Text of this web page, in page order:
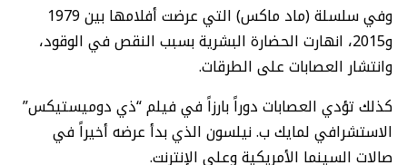
وفي سلسلة (ماد ماكس) التي عرضت أفلامها بين 1979
و2015، انهارت الحضارة البشرية بسبب النقص في الوقود،
وانتشار العصابات على الطرقات.
كذلك تؤدي العصابات دوراً بارزاً في فيلم “ذي دوميستيكس”
الاستشرافي لمايك ب. نيلسون الذي بدأ عرضه أخيراً في
صالات السينما الأمريكية وعلى الإنترنت.